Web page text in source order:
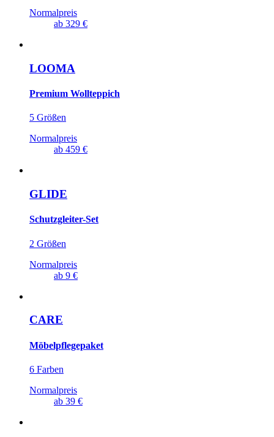
Normalpreis
ab 329 €
LOOMA
Premium Wollteppich
5 Größen
Normalpreis
ab 459 €
GLIDE
Schutzgleiter-Set
2 Größen
Normalpreis
ab 9 €
CARE
Möbelpflegepaket
6 Farben
Normalpreis
ab 39 €